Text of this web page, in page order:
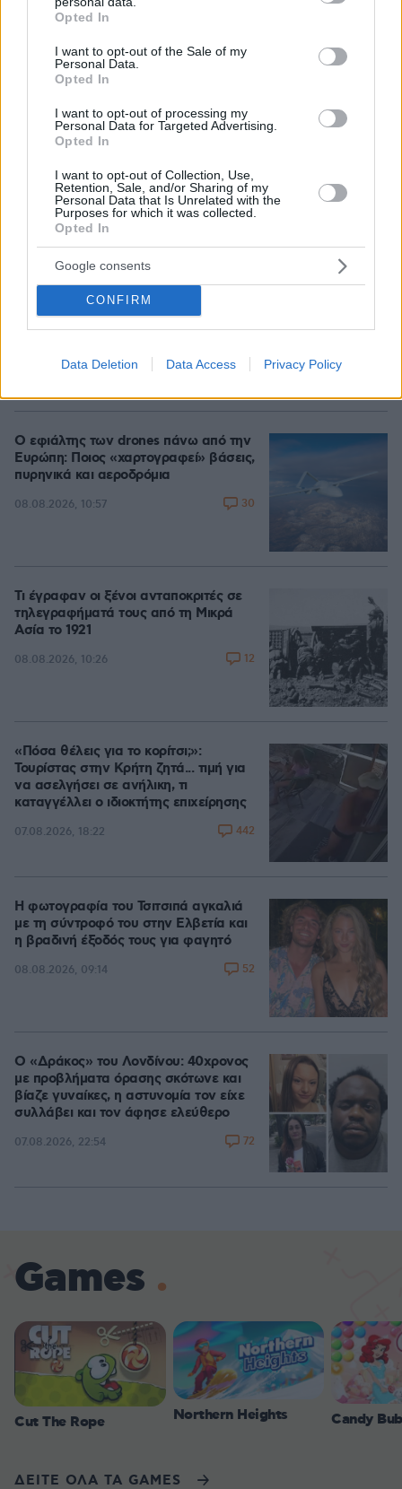
grant or deny consent to Google and its third-party tags to
use your data for below specified purposes in below Google
consent section.
Opted In
I want to opt-out of the Sale of my
Personal Data.
Opted In
I want to opt-out of processing my
Personal Data for Targeted Advertising.
Opted In
I want to opt-out of Collection, Use,
Retention, Sale, and/or Sharing of my
Personal Data that Is Unrelated with the
Purposes for which it was collected.
Opted In
Google consents
CONFIRM
Data Deletion Data Access Privacy Policy
Καρέ-καρέ η ανάλυση του τροχαίου στις Σέρρες
με νεκρούς μητέρα και γιο: Τι λέει
πραγματογνώμονας στο protothema
08.08.2026, 08:36
Εντοπίστηκε η «Αράχνη» του Άσαντ:
Πώς ένα ξεχασμένο σημειωματάριο
οδήγησε στα ίχνη του διαβόητου
08.08.2026, 10:56
Ο εφιάλτης των drones πάνω από την
Ευρώπη: Ποιος «χαρτογραφεί» βάσεις,
πυρηνικά και αεροδρόμια
08.08.2026, 10:57 30
Τι έγραφαν οι ξένοι ανταποκριτές σε
τηλεγραφήματά τους από τη Μικρά
Ασία το 1921
08.08.2026, 10:26 12
«Πόσα θέλεις για το κορίτσι;»:
Τουρίστας στην Κρήτη ζητά... τιμή για
να ασελγήσει σε ανήλικη, τι
καταγγέλλει ο ιδιοκτήτης επιχείρησης
07.08.2026, 18:22 442
Η φωτογραφία του Τσιτσιπά αγκαλιά
με τη σύντροφό του στην Ελβετία και
η βραδινή έξοδός τους για φαγητό
08.08.2026, 09:14 52
Ο «Δράκος» του Λονδίνου: 40χρονος
με προβλήματα όρασης σκότωνε και
βίαζε γυναίκες, η αστυνομία τον είχε
συλλάβει και τον άφησε ελεύθερο
07.08.2026, 22:54 72
Games
Cut The Rope Northern Heights Candy
ΔΕΙΤΕ ΟΛΑ ΤΑ GAMES